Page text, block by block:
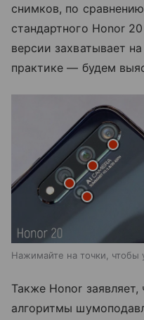
снимков, по
стандартного Honor
версии захватывает
практике — будем
Нажимайте на точки, чтобы
Также Honor заявляет,
алгоритмы